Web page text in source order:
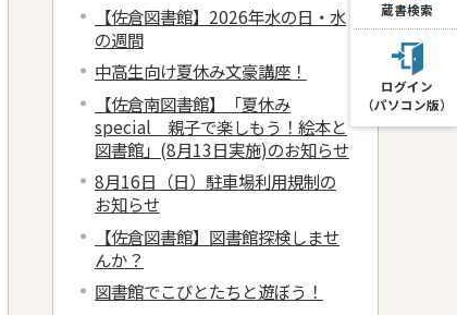
【佐倉図書館】2026年水の日・水
の週間
中高生向け夏休み文豪講座！
【佐倉南図書館】「夏休み
special 親子で楽しもう！絵本と
図書館」(8月13日実施)のお知らせ
8月16日（日）駐車場利用規制の
お知らせ
【佐倉図書館】図書館探検しませ
んか？
図書館でこびとたちと遊ぼう！
蔵書検索
ログイン
（パソコン版）